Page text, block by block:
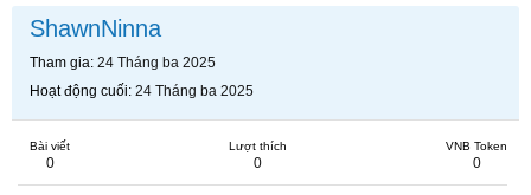
ShawnNinna
Tham gia 24 Tháng ba 2025
Hoạt động cuối 24 Tháng ba 2025
Bài viết
0
Lượt thích
0
VNB Token
0